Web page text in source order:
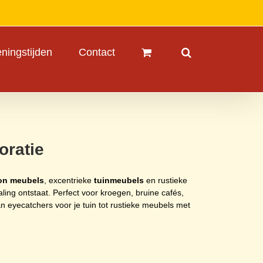
Contact
meubels , excentrieke tuinmeubels en rustieke
ontstaat. Perfect voor kroegen, bruine cafés,
eyecatchers voor je tuin tot rustieke meubels met